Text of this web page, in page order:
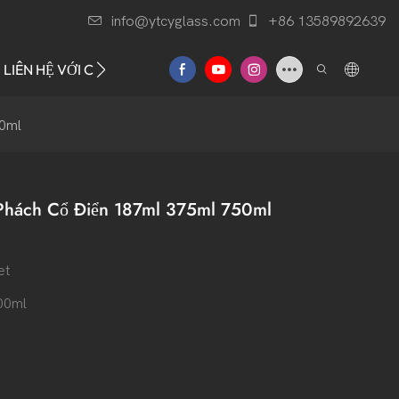
info@ytcyglass.com +86 13589892639
LIÊN HỆ VỚI CHÚNG TÔI
Cổ Điển 187ml 375ml 750ml